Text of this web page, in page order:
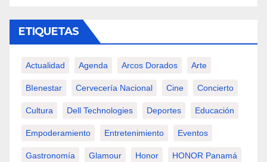
ETIQUETAS
Actualidad Agenda Arcos Dorados Arte
BIenestar Cervecería Nacional Cine Concierto
Cultura Dell Technologies Deportes Educación
Empoderamiento Entretenimiento Eventos
Gastronomía Glamour Honor HONOR Panamá